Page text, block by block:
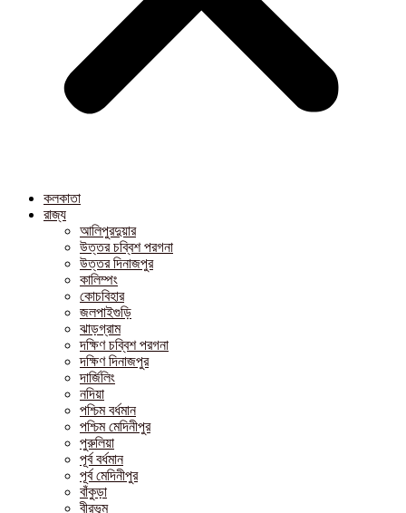
কলকাতা
রাজ্য
আলিপুরদুয়ার
উত্তর চব্বিশ পরগনা
উত্তর দিনাজপুর
কালিম্পং
কোচবিহার
জলপাইগুড়ি
ঝাড়গ্রাম
দক্ষিণ চব্বিশ পরগনা
দক্ষিণ দিনাজপুর
দার্জিলিং
নদিয়া
পশ্চিম বর্ধমান
পশ্চিম মেদিনীপুর
পুরুলিয়া
পূর্ব বর্ধমান
পূর্ব মেদিনীপুর
বাঁকুড়া
বীরভূম